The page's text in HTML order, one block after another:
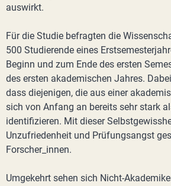
auswirkt.
Für die Studie befragten die
500 Studierende eines
Beginn und zum Ende des ersten
des ersten akademischen Jahres.
dass diejenigen, die aus einer
sich von Anfang an bereits sehr stark
identifizieren. Mit dieser
Unzufriedenheit und Prüfungsangst
Forscher_innen.
Umgekehrt sehen sich Nicht-